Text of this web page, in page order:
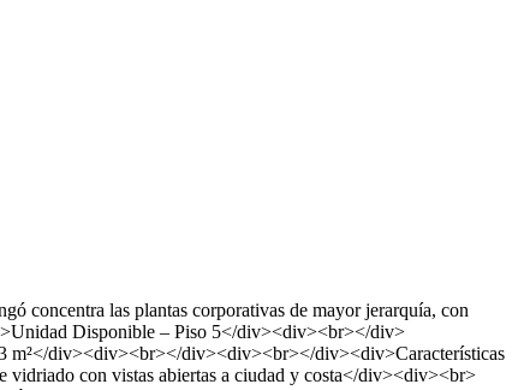
las plantas corporativas de mayor jerarquía, con
Disponible – Piso 5</div><div><br></div>
div><div><br></div><div><br></div><div>Características
con vistas abiertas a ciudad y costa</div><div><br>